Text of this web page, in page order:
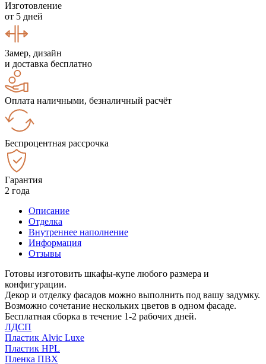
Изготовление
от 5 дней
Замер, дизайн
и доставка бесплатно
Оплата наличными, безналичный расчёт
Беспроцентная рассрочка
Гарантия
2 года
Описание
Отделка
Внутреннее наполнение
Информация
Отзывы
Готовы изготовить шкафы-купе любого размера и
конфигурации.
Декор и отделку фасадов можно выполнить под вашу задумку.
Возможно сочетание нескольких цветов в одном фасаде.
Бесплатная сборка в течение 1-2 рабочих дней.
ЛДСП
Пластик Alvic Luxe
Пластик HPL
Пленка ПВХ